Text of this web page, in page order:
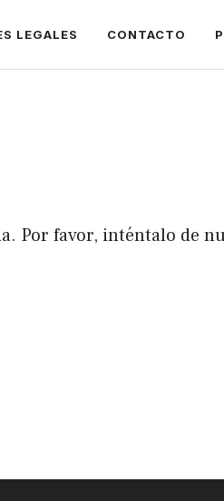
LEGALES CONTACTO
Por favor, inténtalo de